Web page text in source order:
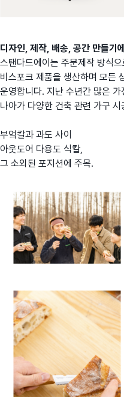
디자인, 제작, 배송, 공간 만들기
스탠다드에이는 주문제작 방식
비스포크 제품을 생산하며 모든
운영합니다. 지난 수년간 많은
나아가 다양한 건축 관련 가구
부엌칼과 과도 사이
아웃도어 다용도 식칼,
그 소외된 포지션에 주목.